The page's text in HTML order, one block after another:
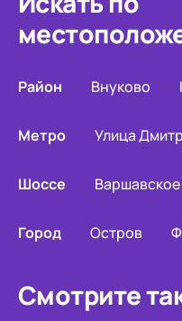
Район Внуково
Метро Улица
Шоссе Варшавское
Город Остров
Смотрите